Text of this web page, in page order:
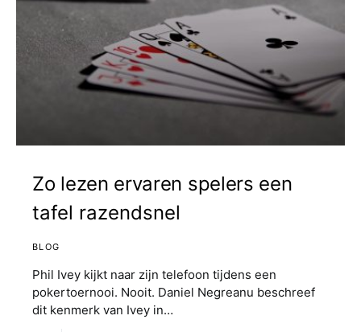
Zo lezen ervaren spelers een
tafel razendsnel
BLOG
Phil Ivey kijkt naar zijn telefoon tijdens een
pokertoernooi. Nooit. Daniel Negreanu beschreef
dit kenmerk van Ivey in…